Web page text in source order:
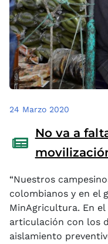
24 Marzo 2020
No va a
“Nuestros
colombianos y en el
MinAgricultura. En
articulación con los
aislamiento